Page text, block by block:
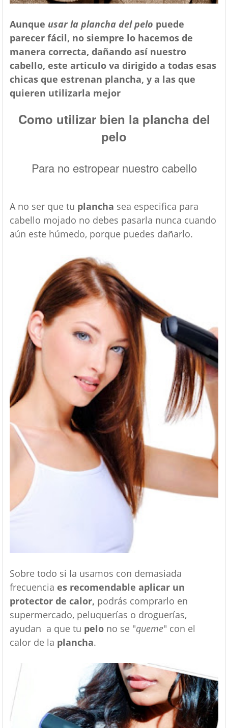
Aunque usar la plancha del pelo puede
parecer fácil, no siempre lo hacemos de
manera correcta, dañando así nuestro
cabello, este articulo va dirigido a todas esas
chicas que estrenan plancha, y a las que
quieren utilizarla mejor
Como utilizar bien la plancha del
pelo
Para no estropear nuestro cabello
A no ser que tu plancha sea especifica para
cabello mojado no debes pasarla nunca cuando
aún este húmedo, porque puedes dañarlo.
Sobre todo si la usamos con demasiada
frecuencia es recomendable aplicar un
protector de calor, podrás comprarlo en
supermercado, peluquerías o droguerías,
ayudan a que tu pelo no se "queme" con el
calor de la plancha.